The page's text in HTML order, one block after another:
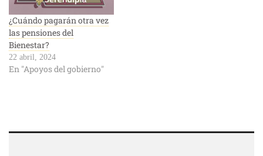
¿Cuándo pagarán otra vez
las pensiones del
Bienestar?
22 abril, 2024
En "Apoyos del gobierno"